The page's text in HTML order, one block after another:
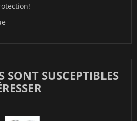
SONT SUSCEPTIBLES